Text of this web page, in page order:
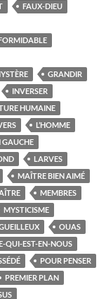
FAUX-DIEU
GRANDIR
INVERSER
HUMAINE
L’HOMME
LARVES
MAÎTRE BIEN AIMÉ
MEMBRES
MYSTICISME
OUAS
QUI-EST-EN-NOUS
POUR PENSER
PREMIER PLAN